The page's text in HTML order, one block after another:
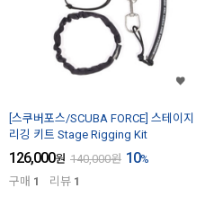
[스쿠버포스/SCUBA FORCE] 스테이지
리깅 키트 Stage Rigging Kit
126,000원 140,000원 10%
구매 1 리뷰 1